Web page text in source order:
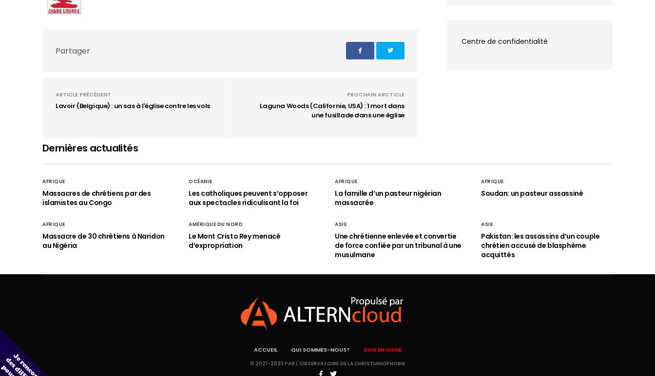
Partager
ARTICLE PRÉCÉDENT
Lavoir (Belgique) : un sas à l'église contre les vols
PROCHAIN ARCTICLE
Laguna Woods (Californie, USA) : 1 mort dans
une fusillade dans une église
Centre de confidentialité
Dernières actualités
AFRIQUE
Massacres de chrétiens par des
islamistes au Congo
OCÉANIE
Les catholiques peuvent s’opposer
aux spectacles ridiculisant la foi
AFRIQUE
La famille d’un pasteur nigérian
massacrée
AFRIQUE
Soudan: un pasteur assassiné
AFRIQUE
Massacre de 30 chrétiens à Naridon
au Nigéria
AMÉRIQUE DU NORD
Le Mont Cristo Rey menacé
d’expropriation
ASIE
Une chrétienne enlevée et convertie
de force confiée par un tribunal à une
musulmane
ASIE
Pakistan: les assassins d’un couple
chrétien accusé de blasphème
acquittés
ACCUEIL QUI SOMMES-NOUS? DON EN LIGNE
© 2021-2023 PAR L'OBSERVATOIRE DE LA CHRISTIANOPHOBIE